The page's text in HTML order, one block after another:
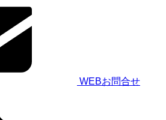
WEBお問合せ